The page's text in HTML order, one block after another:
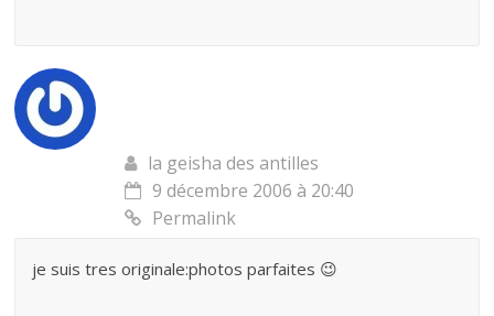
la geisha des antilles
9 décembre 2006 à 20:40
Permalink
je suis tres originale:photos parfaites 😉